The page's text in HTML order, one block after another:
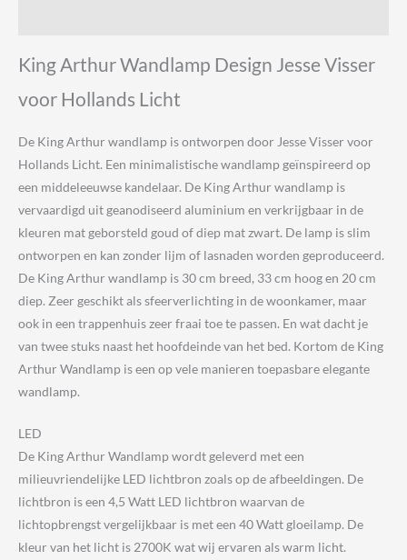
aantal
King Arthur Wandlamp Design Jesse Visser
voor Hollands Licht
De King Arthur wandlamp is ontworpen door Jesse Visser voor
Hollands Licht. Een minimalistische wandlamp geïnspireerd op
een middeleeuwse kandelaar. De King Arthur wandlamp is
vervaardigd uit geanodiseerd aluminium en verkrijgbaar in de
kleuren mat geborsteld goud of diep mat zwart. De lamp is slim
ontworpen en kan zonder lijm of lasnaden worden geproduceerd.
De King Arthur wandlamp is 30 cm breed, 33 cm hoog en 20 cm
diep. Zeer geschikt als sfeerverlichting in de woonkamer, maar
ook in een trappenhuis zeer fraai toe te passen. En wat dacht je
van twee stuks naast het hoofdeinde van het bed. Kortom de King
Arthur Wandlamp is een op vele manieren toepasbare elegante
wandlamp.
LED
De King Arthur Wandlamp wordt geleverd met een
milieuvriendelijke LED lichtbron zoals op de afbeeldingen. De
lichtbron is een 4,5 Watt LED lichtbron waarvan de
lichtopbrengst vergelijkbaar is met een 40 Watt gloeilamp. De
kleur van het licht is 2700K wat wij ervaren als warm licht.